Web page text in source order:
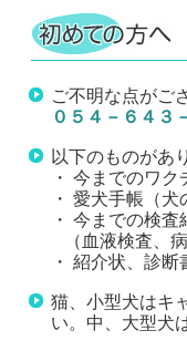
ご不明な点がご
０５４－６４３
以下のものがあ
・ 今までのワ
・ 愛犬手帳（犬
・ 今までの検査
（血液検査、病
・ 紹介状、診断
猫、小型犬はキ
い。中、大型犬